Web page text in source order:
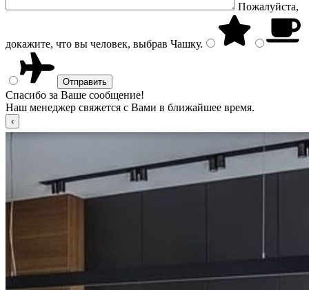
Пожалуйста,
докажите, что вы человек, выбрав Чашку.
Спасибо за Ваше сообщение!
Наш менеджер свяжется с Вами в ближайшее время.